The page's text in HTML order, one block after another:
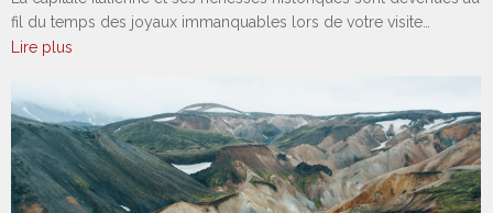
fil du temps des joyaux immanquables lors de votre visite…
Lire plus